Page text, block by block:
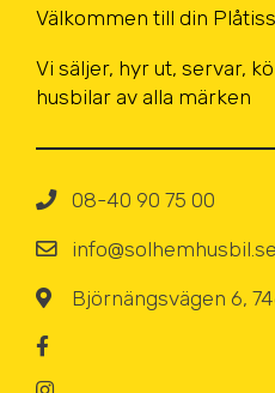
Välkommen till din
Vi säljer, hyr ut, servar,
husbilar av alla märken
08-40 90 75 00
info@solhemhusbil.se
Björnängsvägen 6,